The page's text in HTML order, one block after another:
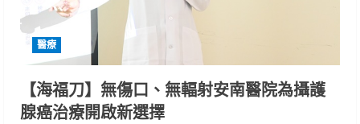
醫療
【海福刀】無傷口、無輻射安南醫院為攝護
腺癌治療開啟新選擇